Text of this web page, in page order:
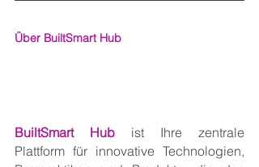
Über BuiltSmart Hub
BuiltSmart Hub ist Ihre zentrale
Plattform für innovative Technologien,